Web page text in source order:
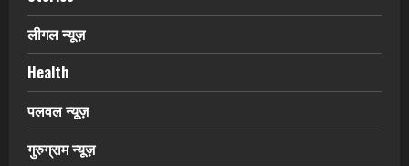
लीगल न्यूज़
Health
पलवल न्यूज़
गुरुग्राम न्यूज़